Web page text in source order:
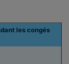
les congés